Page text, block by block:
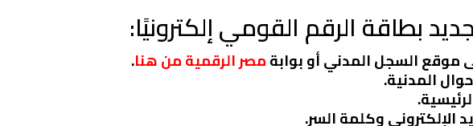
بطاقة الرقم القومي إلكترونيًا:
موقع السجل المدني أو بوابةمصر الرقمية من هنا.
المدنية.
الإلكتروني وكلمة السر.